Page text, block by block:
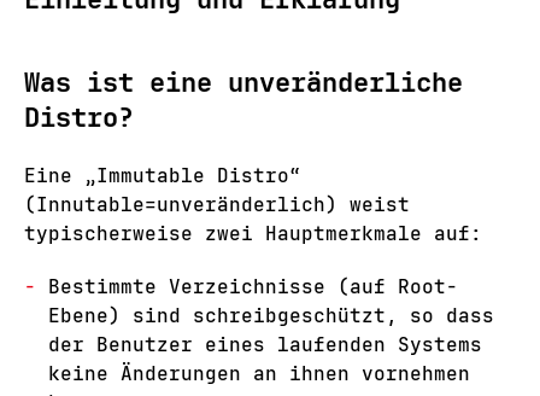
Was ist eine unveränderliche
Distro?
Eine „Immutable Distro“
(Innutable=unveränderlich) weist
typischerweise zwei Hauptmerkmale auf:
Bestimmte Verzeichnisse (auf Root-
Ebene) sind schreibgeschützt, so dass
der Benutzer eines laufenden Systems
keine Änderungen an ihnen vornehmen